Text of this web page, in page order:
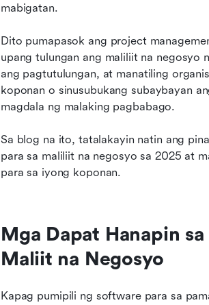
mabigatan.
Dito pumapasok ang project
upang tulungan ang maliliit na negosyo
ang pagtutulungan, at manatiling
koponan o sinusubukang subaybayan
magdala ng malaking pagbabago.
Sa blog na ito, tatalakayin natin ang
para sa maliliit na negosyo sa 2025 at
para sa iyong koponan.
Mga Dapat Hanapin
Maliit na Negosyo
Kapag pumipili ng software para sa